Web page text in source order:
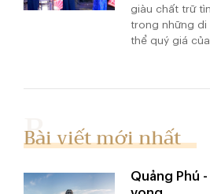
giàu chất trữ
trong những di
thể quý giá
Bài viết mới nhất
Quảng Phú